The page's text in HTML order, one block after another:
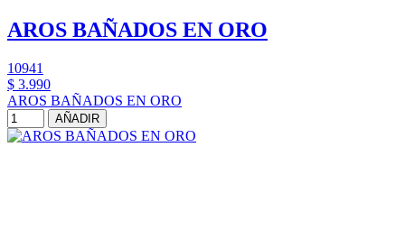
AROS BAÑADOS EN ORO
10941
$ 3.990
AROS BAÑADOS EN ORO
AÑADIR